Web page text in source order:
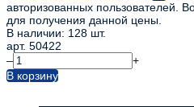
авторизованных пользователей.
для получения данной цены.
В наличии: 128 шт.
арт. 50422
–
+
В корзину